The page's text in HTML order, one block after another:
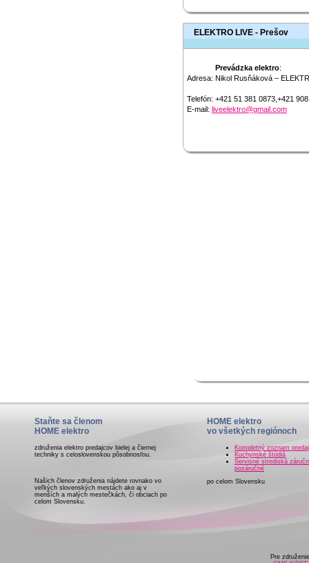
ELEKTRO LIVE - Prešov
Adresa:
Prevádzka elektro:
Nikol Rusňáková –
Telefón: +421 51 381 0873,+421
E-mail: liveelektro@gmail.com
Staňte sa členom
HOME elektro
združenia elektro predajcov bielej a čiernej
techniky s celoslovenskou pôsobnosťou.
Našich členov združenia nájdete rovnako vo
veľkých slovenských mestách ako aj v
menších a malých mestečkách, či obciach po
celom Slovensku.
HOME elektro
vo všetkých regiónoch
Kompletný zoznam
Kuchynské štúdiá
Servisné strediská
pozáručné
po celom Slovensku
Pre